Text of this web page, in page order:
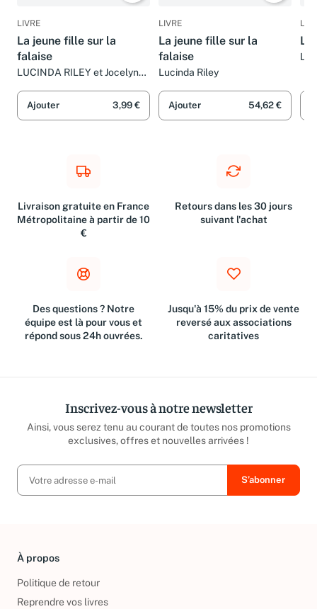
LIVRE
La jeune fille sur la
falaise
LUCINDA RILEY et Jocelyne
Ajouter 3,99 €
LIVRE
La jeune fille sur la
falaise
Lucinda Riley
Ajouter 54,62 €
La
Livraison gratuite en France
Métropolitaine à partir de 10
€
Retours dans les 30 jours
suivant l'achat
Des questions ? Notre
équipe est là pour vous et
répond sous 24h ouvrées.
Jusqu'à 15% du prix de vente
reversé aux associations
caritatives
Inscrivez-vous à notre newsletter
Ainsi, vous serez tenu au courant de toutes nos promotions
exclusives, offres et nouvelles arrivées !
À propos
Politique de retour
Reprendre vos livres